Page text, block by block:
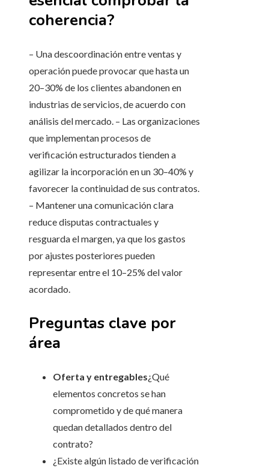
coherencia?
– Una descoordinación entre ventas y
operación puede provocar que hasta un
20–30% de los clientes abandonen en
industrias de servicios, de acuerdo con
análisis del mercado. – Las organizaciones
que implementan procesos de
verificación estructurados tienden a
agilizar la incorporación en un 30–40% y
favorecer la continuidad de sus contratos.
– Mantener una comunicación clara
reduce disputas contractuales y
resguarda el margen, ya que los gastos
por ajustes posteriores pueden
representar entre el 10–25% del valor
acordado.
Preguntas clave por
área
Oferta y entregables¿Qué
elementos concretos se han
comprometido y de qué manera
quedan detallados dentro del
contrato?
¿Existe algún listado de verificación